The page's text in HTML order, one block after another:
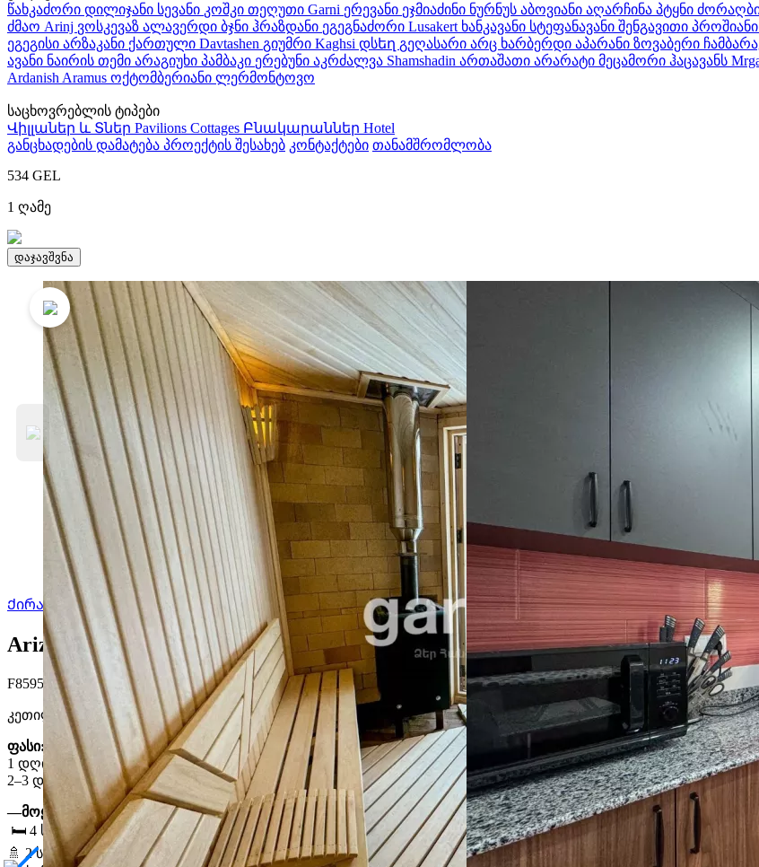
წახკაძორი დილიჯანი სევანი კოშკი თეღუთი Garni ერევანი ეჯმიაძინი ნურნუს აბოვიანი აღარჩინა პტყნი
ძმაო Arinj ვოსკევაზ ალავერდი ბჯნი ჰრაზდანი ეგეგნაძორი Lusakert ხანკავანი სტეფანავანი შენგავითი პროშიანი
ეგეგისი არზაკანი ქართული Davtashen გიუმრი Kaghsi დსեղ გეღასარი არც ხარბერდი აპარანი ზოვაბერი
ავანი ნაირის თემი არაგიუხი პამბაკი ერებუნი აკრძალვა Shamshadin ართაშათი არარატი მეცამორი ჰაცავანს
Ardanish Aramus ოქტომბერიანი ლერმონტოვო
საცხოვრებლის ტიპები
Վիլլաներ և Տներ Pavilions Cottages Բնակարաններ Hotel
განცხადების დამატება პროექტის შესახებ კონტაქტები თანამშრომლობა
534 GEL
1 ღამე
დაჯავშვნა
Ქირავდება Arizona 4
Arizona 4. წახკაძორი, კოტაიქი
F8595 ალკოვეWi-Fi ქალაქის ხედი სამზარეულოՄիկրոալիքային վառարանგათბობა ბინა ტელევიზორი
კეთილი იყოს თქვენი მობრძანება Arizona 4 – ვილაში ცახკაძორში 🏡
ფასი:
1 დღიანი დაჯავშნის შემთხვევაში – 80,000 AMD
2–3 დღიანი დაჯავშნის შემთხვევაში, ერთ დღეში ფასი შეადგენს70,000 AMD
—მოყვება:
🛏️ 4 საძინებელი,
🚿 2 სააბაზანო,